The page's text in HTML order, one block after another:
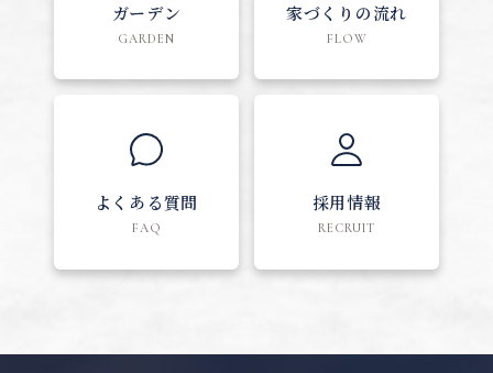
ガーデン
GARDEN
家づくりの流れ
FLOW
よくある質問
FAQ
採用情報
RECRUIT